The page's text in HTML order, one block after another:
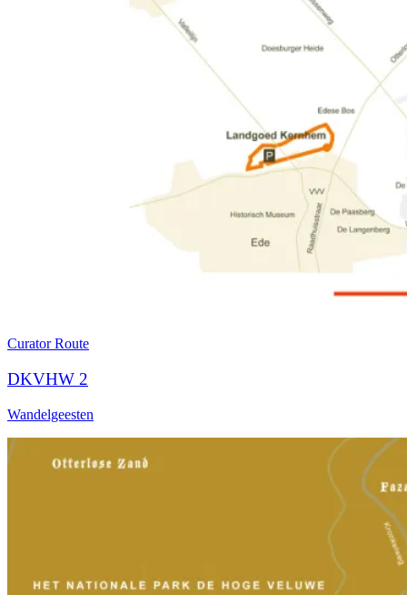
CuratorRoute
DKVHW 2
Wandelgeesten